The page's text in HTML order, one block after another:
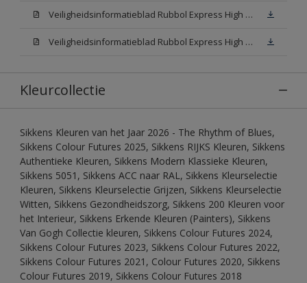
Veiligheidsinformatieblad Rubbol Express High Gloss W05 (MSDS)
Veiligheidsinformatieblad Rubbol Express High Gloss N00 (MSDS)
Kleurcollectie
Sikkens Kleuren van het Jaar 2026 - The Rhythm of Blues,
Sikkens Colour Futures 2025, Sikkens RIJKS Kleuren, Sikkens
Authentieke Kleuren, Sikkens Modern Klassieke Kleuren,
Sikkens 5051, Sikkens ACC naar RAL, Sikkens Kleurselectie
Kleuren, Sikkens Kleurselectie Grijzen, Sikkens Kleurselectie
Witten, Sikkens Gezondheidszorg, Sikkens 200 Kleuren voor
het Interieur, Sikkens Erkende Kleuren (Painters), Sikkens
Van Gogh Collectie kleuren, Sikkens Colour Futures 2024,
Sikkens Colour Futures 2023, Sikkens Colour Futures 2022,
Sikkens Colour Futures 2021, Colour Futures 2020, Sikkens
Colour Futures 2019, Sikkens Colour Futures 2018